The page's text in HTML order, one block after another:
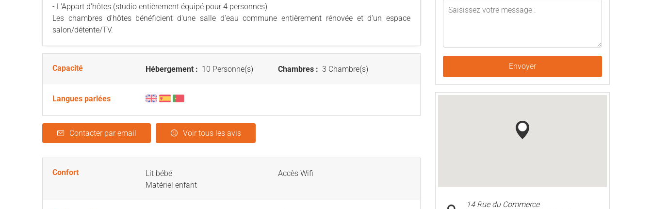
- L'Appart d'hôtes (studio entièrement équipé pour 4 personnes)
Les chambres d'hôtes bénéficient d'une salle d'eau commune entièrement rénovée et d'un espace
salon/détente/TV.
Capacité Hébergement : 10 Personne(s) Chambres : 3 Chambre(s)
Langues parlées
Contacter par email Voir tous les avis
Confort
Lit bébé
Matériel enfant
Accès Wifi
Envoyer
14 Rue du Commerce